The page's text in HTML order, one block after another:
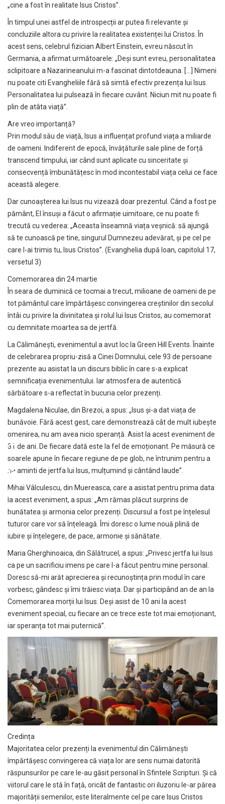
„cine a fost în realitate Isus Cristos”.
În timpul unei astfel de introspecții ar putea fi relevante și
concluziile altora cu privire la realitatea existenței lui Cristos. În
acest sens, celebrul fizician Albert Einstein, evreu născut în
Germania, a afirmat următoarele: „Deși sunt evreu, personalitatea
sclipitoare a Nazarineanului m-a fascinat dintotdeauna. […] Nimeni
nu poate citi Evangheliile fără să simtă efectiv prezența lui Isus.
Personalitatea lui pulsează în fiecare cuvânt. Niciun mit nu poate fi
plin de atâta viață”.
Are vreo importanță?
Prin modul său de viață, Isus a influențat profund viața a miliarde
de oameni. Indiferent de epocă, învățăturile sale pline de forță
transcend timpului, iar când sunt aplicate cu sinceritate și
consecvență îmbunătățesc în mod incontestabil viața celui ce face
această alegere.
Dar cunoașterea lui Isus nu vizează doar prezentul. Când a fost pe
pământ, El însuși a făcut o afirmație uimitoare, ce nu poate fi
trecută cu vederea: „Aceasta înseamnă viața veșnică: să ajungă
să te cunoască pe tine, singurul Dumnezeu adevărat, și pe cel pe
care l-ai trimis tu, Isus Cristos”. (Evanghelia după Ioan, capitolul 17,
versetul 3)
Comemorarea din 24 martie
În seara de duminică ce tocmai a trecut, milioane de oameni de pe
tot pământul care împărtășesc convingerea creștinilor din secolul
întâi cu privire la divinitatea și rolul lui Isus Cristos, au comemorat
cu demnitate moartea sa de jertfă.
La Călimănești, evenimentul a avut loc la Green Hill Events. Înainte
de celebrarea propriu-zisă a Cinei Domnului, cele 93 de persoane
prezente au asistat la un discurs biblic în care s-a explicat
semnificația evenimentului. Iar atmosfera de autentică
sărbătoare s-a reflectat în bucuria celor prezenți.
Magdalena Niculae, din Brezoi, a spus: „Isus și-a dat viața de
bunăvoie. Fără acest gest, care demonstrează cât de mult iubește
omenirea, nu am avea nicio speranță. Asist la acest eveniment de
31 de ani. De fiecare dată este la fel de emoționant. Pe măsură ce
soarele apune în fiecare regiune de pe glob, ne întrunim pentru a
ne aminti de jertfa lui Isus, mulțumind și cântând laude”.
Mihai Vâlculescu, din Muereasca, care a asistat pentru prima data
la acest eveniment, a spus: „Am rămas plăcut surprins de
bunătatea și armonia celor prezenți. Discursul a fost pe înțelesul
tuturor care vor să înțeleagă. Îmi doresc o lume nouă plină de
iubire și înțelegere, de pace, armonie și sănătate.
Maria Gherghinoaica, din Sălătrucel, a spus: „Privesc jertfa lui Isus
ca pe un sacrificiu imens pe care l-a făcut pentru mine personal.
Doresc să-mi arăt aprecierea și recunoștința prin modul în care
vorbesc, gândesc și îmi trăiesc viața. Dar și participând an de an la
Comemorarea morții lui Isus. Deși asist de 10 ani la acest
eveniment special, cu fiecare an ce trece este tot mai emoționant,
iar speranța tot mai puternică”.
Credința
Majoritatea celor prezenți la evenimentul din Călimănești
împărtășesc convingerea că viața lor are sens numai datorită
răspunsurilor pe care le-au găsit personal în Sfintele Scripturi. Și că
viitorul care le stă în față, oricât de fantastic ori iluzoriu le-ar părea
majorității semenilor, este literalmente cel pe care Isus Cristos